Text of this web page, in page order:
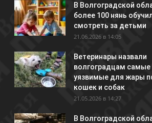
В Волгоградской
более 100 нянь
смотреть за детьми
21.06.2026 в 14:05
Ветеринары назвали
волгоградцам самые
уязвимые для жары
кошек и собак
21.05.2026 в 14:27
В Волгоградской